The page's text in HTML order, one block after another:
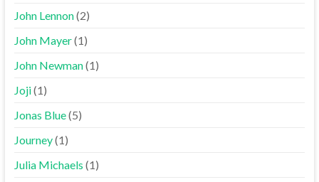
John Lennon(2)
John Mayer(1)
John Newman(1)
Joji(1)
Jonas Blue(5)
Journey(1)
Julia Michaels (1)